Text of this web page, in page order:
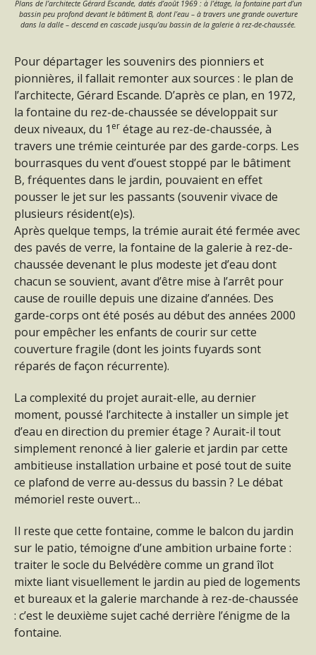
Plans de l’architecte Gérard Escande, datés d’août 1969 : à l’étage, la fontaine part d’un
bassin peu profond devant le bâtiment B, dont l’eau – à travers une grande ouverture
dans la dalle – descend en cascade jusqu’au bassin de la galerie à rez-de-chaussée.
Pour départager les souvenirs des pionniers et
pionnières, il fallait remonter aux sources : le plan de
l’architecte, Gérard Escande. D’après ce plan, en 1972,
la fontaine du rez-de-chaussée se développait sur
deux niveaux, du 1 er étage au rez-de-chaussée, à
travers une trémie ceinturée par des garde-corps. Les
bourrasques du vent d’ouest stoppé par le bâtiment
B, fréquentes dans le jardin, pouvaient en effet
pousser le jet sur les passants (souvenir vivace de
plusieurs résident(e)s).
Après quelque temps, la trémie aurait été fermée avec
des pavés de verre, la fontaine de la galerie à rez-de-
chaussée devenant le plus modeste jet d’eau dont
chacun se souvient, avant d’être mise à l’arrêt pour
cause de rouille depuis une dizaine d’années. Des
garde-corps ont été posés au début des années 2000
pour empêcher les enfants de courir sur cette
couverture fragile (dont les joints fuyards sont
réparés de façon récurrente).
La complexité du projet aurait-elle, au dernier
moment, poussé l’architecte à installer un simple jet
d’eau en direction du premier étage ? Aurait-il tout
simplement renoncé à lier galerie et jardin par cette
ambitieuse installation urbaine et posé tout de suite
ce plafond de verre au-dessus du bassin ? Le débat
mémoriel reste ouvert…
Il reste que cette fontaine, comme le balcon du jardin
sur le patio, témoigne d’une ambition urbaine forte :
traiter le socle du Belvédère comme un grand îlot
mixte liant visuellement le jardin au pied de logements
et bureaux et la galerie marchande à rez-de-chaussée
: c’est le deuxième sujet caché derrière l’énigme de la
fontaine.